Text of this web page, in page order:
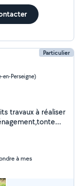
Particulier
en-Perseigne)
travaux à réaliser
en
sous forme
Travail
à mes